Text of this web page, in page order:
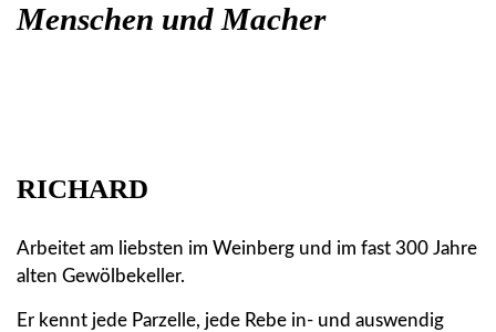
Menschen und Macher
RICHARD
Arbeitet am liebsten im Weinberg und im fast 300 Jahre
alten Gewölbekeller.
Er kennt jede Parzelle, jede Rebe in- und auswendig